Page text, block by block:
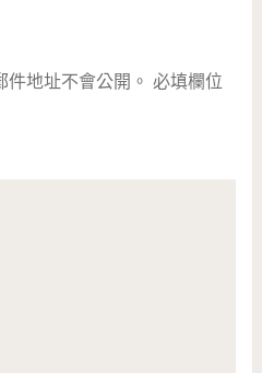
地址不會公開。 必填欄位